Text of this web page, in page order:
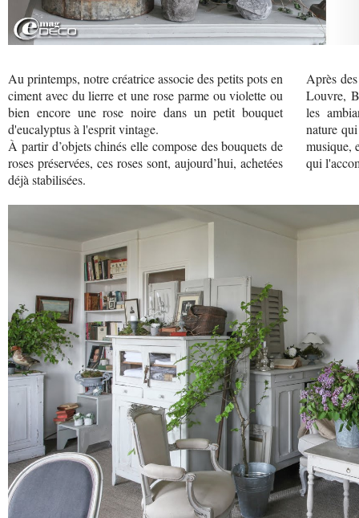
Au printemps, notre créatrice associe des petits pots en
ciment avec du lierre et une rose parme ou violette ou
bien encore une rose noire dans un petit bouquet
d'eucalyptus à l'esprit vintage.
À partir d’objets chinés elle compose des bouquets de
roses préservées, ces roses sont, aujourd’hui, achetées
déjà stabilisées.
Après
Louvre,
les
nature
musique,
qui